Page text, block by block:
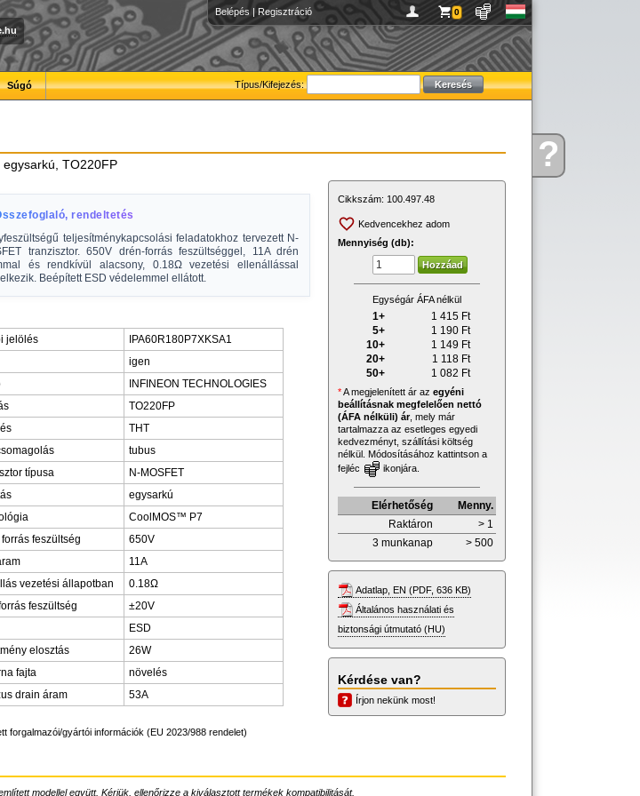
Kérdése?
Belépés | Regisztráció 0
Típus/Kifejezés:
Súgó
egysarkú, TO220FP
rendeltetés
teljesítménykapcsolási feladatokhoz tervezett N-
tranzisztor. 650V drén-forrás feszültséggel, 11A drén
és rendkívül alacsony, 0.18Ω vezetési ellenállással
Beépített ESD védelemmel ellátott.
jelölés
IPA60R180P7XKSA1
igen
INFINEON TECHNOLOGIES
TO220FP
THT
tubus
típusa
N-MOSFET
egysarkú
CoolMOS™ P7
forrás feszültség
650V
11A
vezetési állapotban
0.18Ω
feszültség
±20V
ESD
elosztás
26W
fajta
növelés
drain áram
53A
forgalmazói/gyártói információk (EU 2023/988 rendelet)
Cikkszám: 100.497.48
Kedvencekhez adom
Mennyiség (db):
Egységár ÁFA nélkül
1+ 1 415 Ft
5+
1 190 Ft
10+
1 149 Ft
20+
1 118 Ft
50+
1 082 Ft
*A megjelenített ár az egyéni
beállításnak megfelelően nettó
(ÁFA nélküli) ár, mely már
tartalmazza az esetleges egyedi
kedvezményt, szállítási költség
nélkül. Módosításához kattintson a
fejléc
ikonjára.
Elérhetőség
Menny.
Raktáron
> 1
3 munkanap
> 500
Adatlap, EN (PDF, 636 KB)
Általános használati és
biztonsági útmutató (HU)
Kérdése van?
Írjon nekünk most!
modellel együtt. Kérjük, ellenőrizze a kiválasztott termékek kompatibilitását.